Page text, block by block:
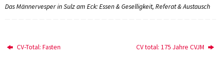
Das Männervesper in Sulz am Eck: Essen & Geselligkeit, Referat & Austausch
CV-Total: Fasten CV total: 175 Jahre CVJM